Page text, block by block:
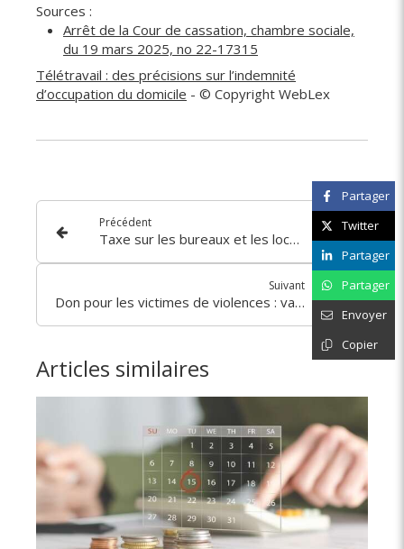
Sources :
Arrêt de la Cour de cassation, chambre sociale,
du 19 mars 2025, no 22-17315
Télétravail : des précisions sur l’indemnité
d’occupation du domicile - © Copyright WebLex
Précédent
Taxe sur les bureaux et les locaux : une nouvelle exonération ?
Suivant
Don pour les victimes de violences : valable pour 2025… et 2024 ?
Articles similaires
Partager
Twitter
Partager
Partager
Envoyer
Copier